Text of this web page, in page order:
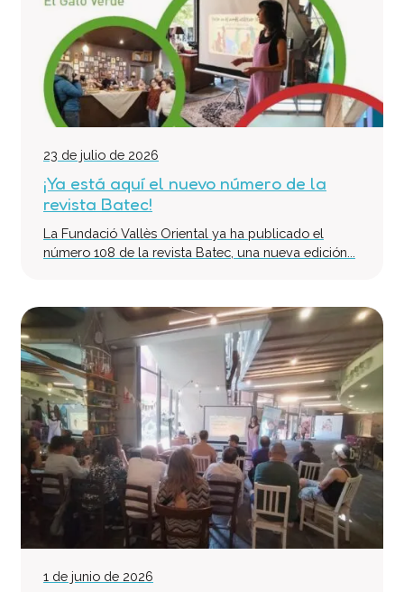
23 de julio de 2026
¡Ya está aquí el nuevo número de la
revista Batec!
La Fundació Vallès Oriental ya ha publicado el
número 108 de la revista Batec, una nueva edición...
1 de junio de 2026